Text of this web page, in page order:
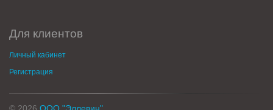
Для клиентов
Личный кабинет
Регистрация